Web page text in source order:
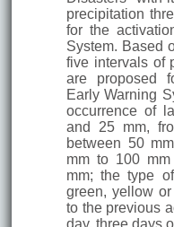
precipitation
for the
System. Based
five intervals of
are proposed
Early Warning
occurrence of
and 25 mm,
between 50
mm to 100
mm; the type
green, yellow
to the previous
day, three days